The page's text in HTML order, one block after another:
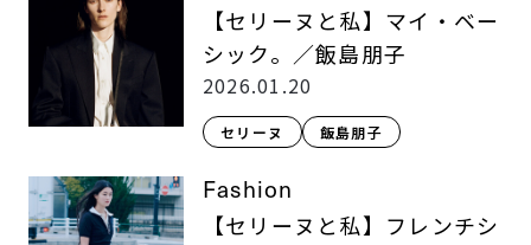
【セリーヌと私】マイ・ベー
シック。／飯島朋子
2026.01.20
セリーヌ 飯島朋子
Fashion
【セリーヌと私】フレンチシ